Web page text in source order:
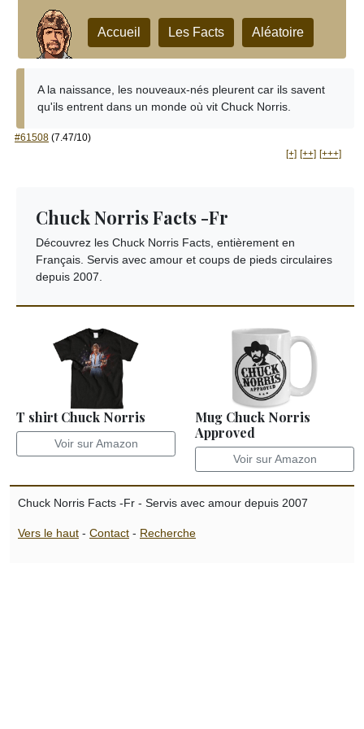
Accueil Les Facts Aléatoire
A la naissance, les nouveaux-nés pleurent car ils savent
qu'ils entrent dans un monde où vit Chuck Norris.
#61508 (7.47/10)
[+] [++] [+++]
Chuck Norris Facts -Fr
Découvrez les Chuck Norris Facts, entièrement en
Français. Servis avec amour et coups de pieds circulaires
depuis 2007.
T shirt Chuck Norris
Voir sur Amazon
Mug Chuck Norris
Approved
Voir sur Amazon
Chuck Norris Facts -Fr - Servis avec amour depuis 2007
Vers le haut - Contact - Recherche